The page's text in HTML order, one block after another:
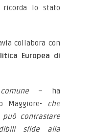
ricorda lo stato
collabora con
Europea di
– ha
Maggiore-
che
può contrastare
sfide alla